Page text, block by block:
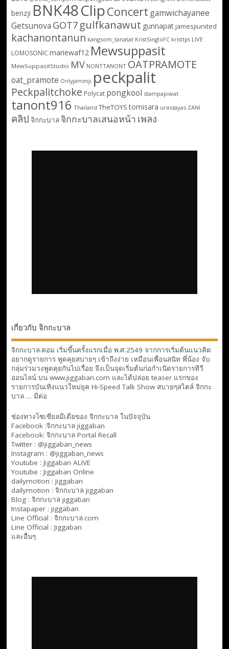
benzji BNK48ClipConcert gamwichayanee
Getsunova GOT7 gulfkanawut gunnapat jamesjiunited
kachanontanun kangsom_tanatat KristSingtoFC kristtps LIVE
LOMOSONIC mariewaf12 Mewsuppasit
MewSuppasitStudio MV NONTTANONT OATPRAMOTE
oat_pramote Onlyjamesji peckpalit
Peckpalitchoke Polycat pongkool stampapiwat
tanont916 Thailand TheTOYS tomisara urassayas ZANI
คลิป จิกกะบาลจิกกะบาลเสนอหน้า เพลง
เกี่ยวกับ จิกกะบาล
จิกกะบาล.คอม เริ่มขึ้นครั้งแรกเมื่อ พ.ศ.2549 จากการเริ่มต้นแนวคิด
อยากดูรายการ พูดคุยสบายๆ เข้าถึงง่าย เหมือนเพื่อนสนิท พี่น้อง จับ
กลุ่มร่วมวงพูดคุยกันไปเรื่อย จึงเป็นจุดเริ่มต้นก่อกำเนิดรายการทีวี
ออนไลน์ บน www.jiggaban.com และได้ปล่อย teaser แรกของ
รายการบันเทิงแนวใหม่ยุค Hi-Speed Talk Show สบายๆสไตล์ จิกกะ
บาล … มีต่อ
ช่องทางโซเซียลมีเดียของ จิกกะบาล ในปัจจุบัน
Facebook :จิกกะบาล jiggaban
Facebook: จิกกะบาล Portal Recall
Twitter : @jiggaban_news
Instagram : @jiggaban_news
Youtube : Jiggaban ALIVE
Youtube : Jiggaban Online
dailymotion : jiggaban
dailymotion : จิกกะบาล jiggaban
Blog : จิกกะบาล jiggaban
Instapaper : jiggaban
Line Official : จิกกะบาล.com
Line Official : Jiggaban
และอื่นๆ